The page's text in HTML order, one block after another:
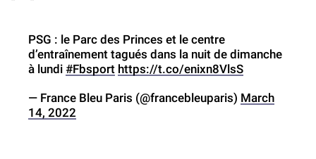
PSG : le Parc des Princes et le centre
d’entraînement tagués dans la nuit de dimanche
à lundi #Fbsport https://t.co/enixn8VlsS
— France Bleu Paris (@francebleuparis) March
14, 2022